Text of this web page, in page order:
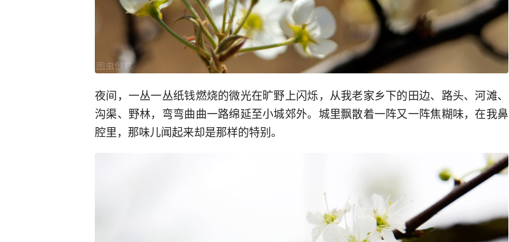
夜间，一丛一丛纸钱燃烧的微光在旷野上闪烁，从我老家乡下的田边、路头、河滩、
沟渠、野林，弯弯曲曲一路绵延至小城郊外。城里飘散着一阵又一阵焦糊味，在我鼻
腔里，那味儿闻起来却是那样的特别。